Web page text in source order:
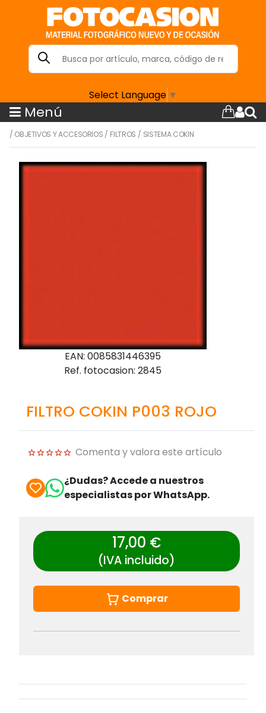
Select Language ▼
Menú
/ OBJETIVOS Y ACCESORIOS / FILTROS / SISTEMA COKIN
EAN: 0085831446395
Ref. fotocasion: 2845
FILTRO COKIN P003 ROJO
Comenta y valora este artículo
¿Dudas? Accede a nuestros
especialistas por WhatsApp.
17,00 €
(IVA incluido)
Comprar